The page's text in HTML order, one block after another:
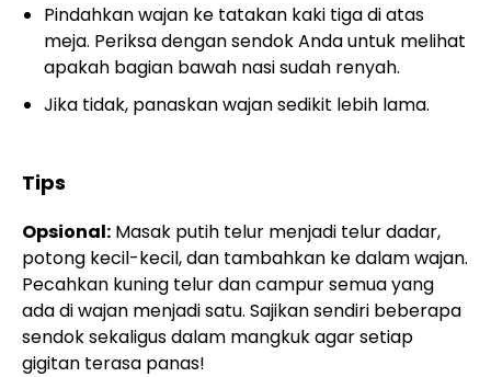
Pindahkan wajan ke tatakan kaki tiga di atas
meja. Periksa dengan sendok Anda untuk melihat
apakah bagian bawah nasi sudah renyah.
Jika tidak, panaskan wajan sedikit lebih lama.
Tips
Opsional: Masak putih telur menjadi telur dadar,
potong kecil-kecil, dan tambahkan ke dalam wajan.
Pecahkan kuning telur dan campur semua yang
ada di wajan menjadi satu. Sajikan sendiri beberapa
sendok sekaligus dalam mangkuk agar setiap
gigitan terasa panas!